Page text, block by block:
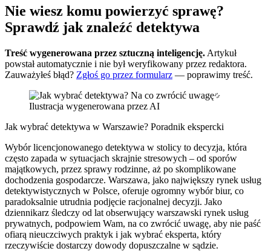
Nie wiesz komu powierzyć sprawę?
Sprawdź jak znaleźć detektywa
Treść wygenerowana przez sztuczną inteligencję. Artykuł
powstał automatycznie i nie był weryfikowany przez redaktora.
Zauważyłeś błąd? Zgłoś go przez formularz — poprawimy treść.
Ilustracja wygenerowana przez AI
Jak wybrać detektywa w Warszawie? Poradnik ekspercki
Wybór licencjonowanego detektywa w stolicy to decyzja, która
często zapada w sytuacjach skrajnie stresowych – od sporów
majątkowych, przez sprawy rodzinne, aż po skomplikowane
dochodzenia gospodarcze. Warszawa, jako największy rynek usług
detektywistycznych w Polsce, oferuje ogromny wybór biur, co
paradoksalnie utrudnia podjęcie racjonalnej decyzji. Jako
dziennikarz śledczy od lat obserwujący warszawski rynek usług
prywatnych, podpowiem Wam, na co zwrócić uwagę, aby nie paść
ofiarą nieuczciwych praktyk i jak wybrać eksperta, który
rzeczywiście dostarczy dowody dopuszczalne w sądzie.